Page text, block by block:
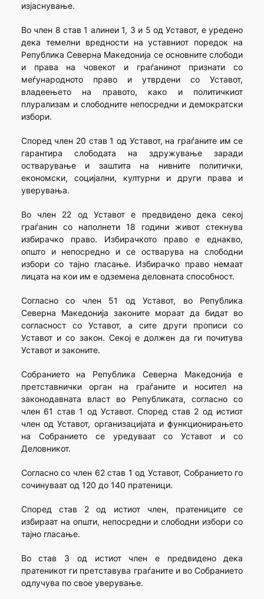
изјаснување.
Во член 8 став 1 алинеи 1, 3 и 5 од Уставот, е уредено
дека темелни вредности на уставниот поредок на
Република Северна Македонија се основните слободи
и права на човекот и граѓанинот признати со
меѓународното право и утврдени со Уставот,
владеењето на правото, како и политичкиот
плурализам и слободните непосредни и демократски
избори.
Според член 20 став 1 од Уставот, на граѓаните им се
гарантира слободата на здружување заради
остварување и заштита на нивните политички,
економски, социјални, културни и други права и
уверувања.
Во член 22 од Уставот е предвидено дека секој
граѓанин со наполнети 18 години живот стекнува
избирачко право. Избирачкото право е еднакво,
општо и непосредно и се остварува на слободни
избори со тајно гласање. Избирачко право немаат
лицата на кои им е одземена деловната способност.
Согласно со член 51 од Уставот, во Република
Северна Македонија законите мораат да бидат во
согласност со Уставот, а сите други прописи со
Уставот и со закон. Секој е должен да ги почитува
Уставот и законите.
Собранието на Република Северна Македонија е
претставнички орган на граѓаните и носител на
законодавната власт во Републиката, согласно со
член 61 став 1 од Уставот. Според став 2 од истиот
член од Уставот, организацијата и функционирањето
на Собранието се уредуваат со Уставот и со
Деловникот.
Согласно со член 62 став 1 од Уставот, Собранието го
сочинуваат од 120 до 140 пратеници.
Според став 2 од истиот член, пратениците се
избираат на општи, непосредни и слободни избори со
тајно гласање.
Во став 3 од истиот член е предвидено дека
пратеникот ги претставува граѓаните и во Собранието
одлучува по свое уверување.